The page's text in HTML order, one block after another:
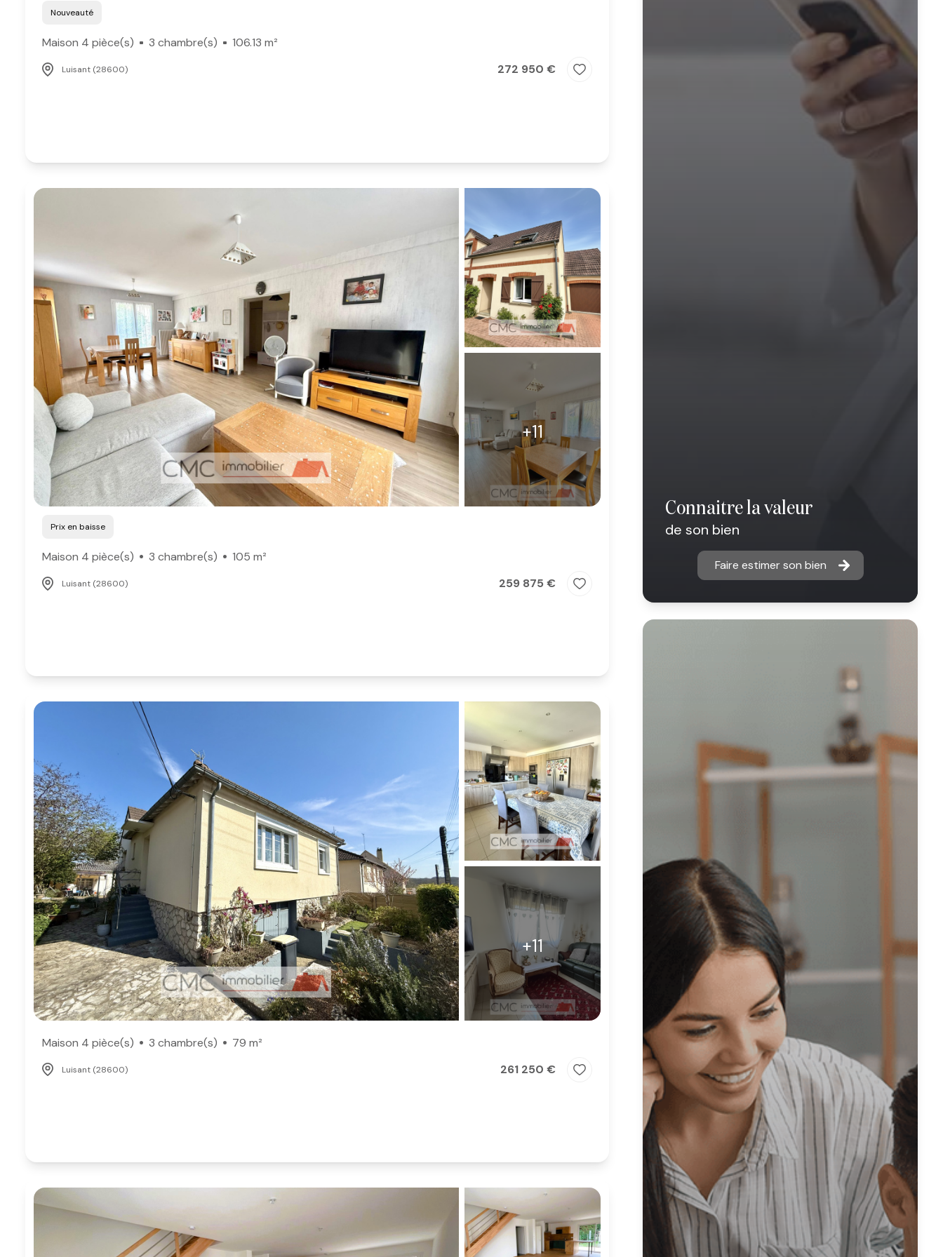
Nouveauté
Maison 4 pièce(s) 3 chambre(s) 106.13 m²
Luisant (28600) 272 950 €
+11
Prix en baisse
Maison 4 pièce(s) 3 chambre(s) 105 m²
Luisant (28600) 259 875 €
+11
Maison 4 pièce(s) 3 chambre(s) 79 m²
Luisant (28600) 261 250 €
connaitre la valeur
de son bien
Faire estimer son bien